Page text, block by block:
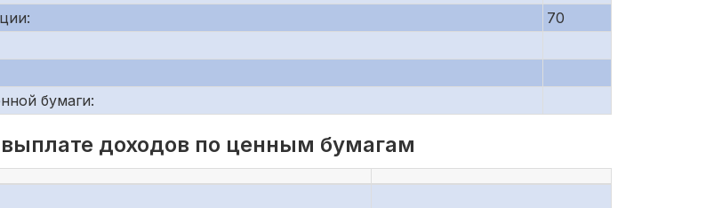
70
бумаги:
доходов по ценным бумагам